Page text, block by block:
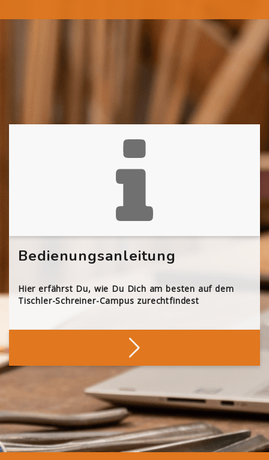
Bedienungsanleitung
Hier erfährst Du, wie Du Dich am besten auf dem
Tischler-Schreiner-Campus zurechtfindest